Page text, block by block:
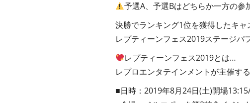
予選A、予選Bはどちらか一方の参
決勝でランキング1位を獲得したキャ
レプティーンフェス2019ステージパ
レプティーンフェス2019とは…
レプロエンタテインメントが主催す
■日時：2019年8月24日(土)開場